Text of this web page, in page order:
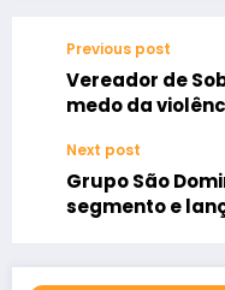
Previous post
Vereador de
medo da
Next post
Grupo São
segmento e